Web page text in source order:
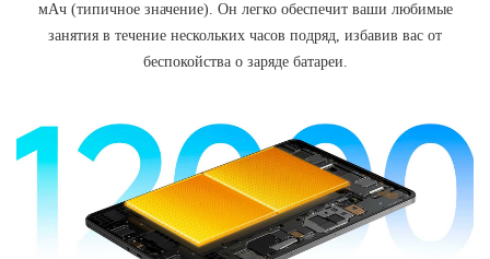
мАч (типичное значение). Он легко обеспечит ваши любимые
занятия в течение нескольких часов подряд, избавив вас от
беспокойства о заряде батареи.